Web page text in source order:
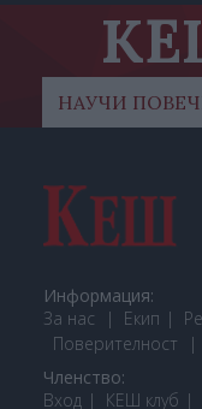
НАУЧИ
Информация:
За нас
Екип
Поверителност
Членство:
Вход
КЕШ клуб